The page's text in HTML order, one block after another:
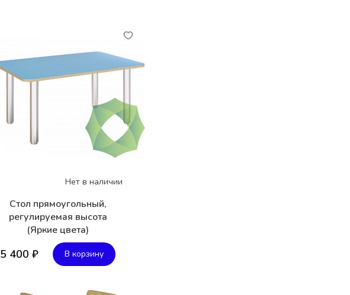
Нет в наличии
Стол прямоугольный,
регулируемая высота
(Яркие цвета)
5 400 ₽ В корзину